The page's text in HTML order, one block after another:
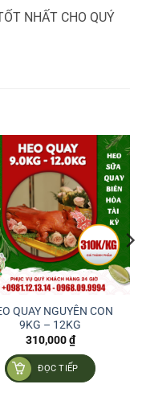
NHẤT CHO QUÝ
QUAY NGUYÊN CON
9KG – 12KG
310,000₫
ĐỌC TIẾP